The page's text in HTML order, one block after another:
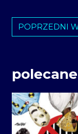
POPRZEDNI